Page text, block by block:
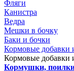
Фляги
Канистра
Ведра
Мешки в бочку
Баки и бочки
Кормовые добавки
Кормовые добавки
Кормушки,